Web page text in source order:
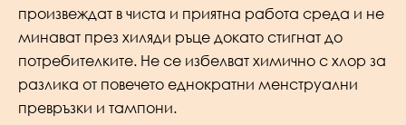
произвеждат в чиста и приятна работа среда и не
минават през хиляди ръце докато стигнат до
потребителките. Не се избелват химично с хлор за
разлика от повечето еднократни менструални
превръзки и тампони.